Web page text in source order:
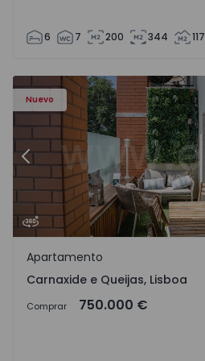
6 7 200 344
Nuevo
- 19
Apartamento T3 Oeiras,
Anterior
Carnaxide e Queijas, Lisboa
Apartamento
Carnaxide e Queijas, Lisboa
Comprar 750.000 €